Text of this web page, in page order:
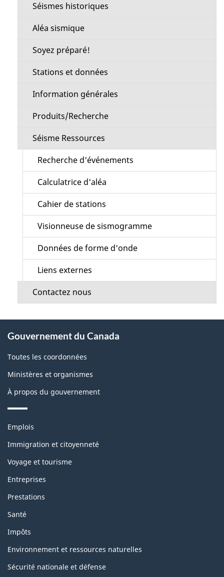
Séismes historiques
Aléa sismique
Soyez préparé!
Stations et données
Information générales
Produits/Recherche
Séisme Ressources
Recherche d'événements
Calculatrice d'aléa
Cahier de stations
Visionneuse de sismogramme
Données de forme d'onde
Liens externes
Contactez nous
propos
de
ce
Gouvernement du Canada
Toutes les coordonnées
Ministères et organismes
À propos du gouvernement
Thèmes
sujets
Emplois
Immigration et citoyenneté
Voyage et tourisme
Entreprises
Prestations
Santé
Impôts
Environnement et ressources naturelles
Sécurité nationale et défense